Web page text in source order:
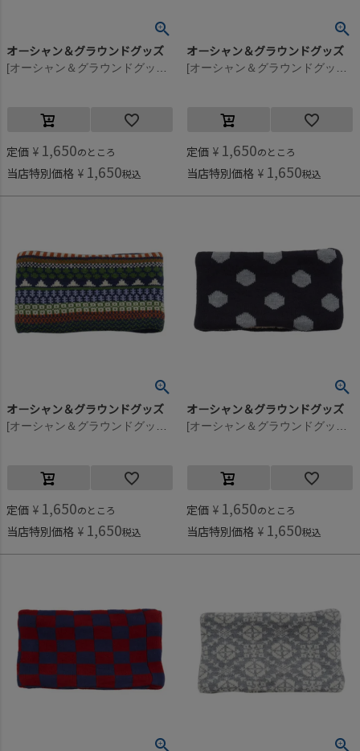
オーシャン＆グラウンドグッズ
定価 ¥ 1,650のところ
当店特別価格 ¥ 1,650税込
オーシャン＆グラウンドグッズ
定価 ¥ 1,650のところ
当店特別価格 ¥ 1,650税込
オーシャン＆グラウンドグッズ
定価 ¥ 1,650のところ
当店特別価格 ¥ 1,650税込
オーシャン＆グラウンドグッズ
定価 ¥ 1,650のところ
当店特別価格 ¥ 1,650税込